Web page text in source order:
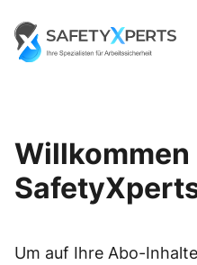
content
Go to landing page.
Willkommen
Um auf Ihre Abo-